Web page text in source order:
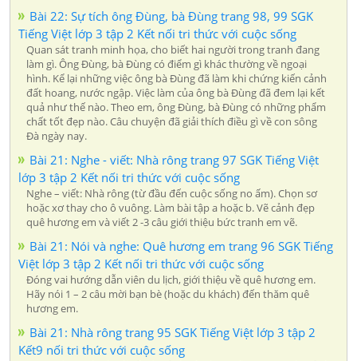
Bài 22: Sự tích ông Đùng, bà Đùng trang 98, 99 SGK
Tiếng Việt lớp 3 tập 2 Kết nối tri thức với cuộc sống
Quan sát tranh minh họa, cho biết hai người trong tranh đang
làm gì. Ông Đùng, bà Đùng có điểm gì khác thường về ngoại
hình. Kể lại những việc ông bà Đùng đã làm khi chứng kiến cảnh
đất hoang, nước ngập. Việc làm của ông bà Đùng đã đem lại kết
quả như thế nào. Theo em, ông Đùng, bà Đùng có những phẩm
chất tốt đẹp nào. Câu chuyện đã giải thích điều gì về con sông
Đà ngày nay.
Bài 21: Nghe - viết: Nhà rông trang 97 SGK Tiếng Việt
lớp 3 tập 2 Kết nối tri thức với cuộc sống
Nghe – viết: Nhà rông (từ đầu đến cuộc sống no ấm). Chọn sơ
hoặc xơ thay cho ô vuông. Làm bài tập a hoặc b. Vẽ cảnh đẹp
quê hương em và viết 2 -3 câu giới thiệu bức tranh em vẽ.
Bài 21: Nói và nghe: Quê hương em trang 96 SGK Tiếng
Việt lớp 3 tập 2 Kết nối tri thức với cuộc sống
Đóng vai hướng dẫn viên du lịch, giới thiệu về quê hương em.
Hãy nói 1 – 2 câu mời bạn bè (hoặc du khách) đến thăm quê
hương em.
Bài 21: Nhà rông trang 95 SGK Tiếng Việt lớp 3 tập 2
Kết9 nối tri thức với cuộc sống